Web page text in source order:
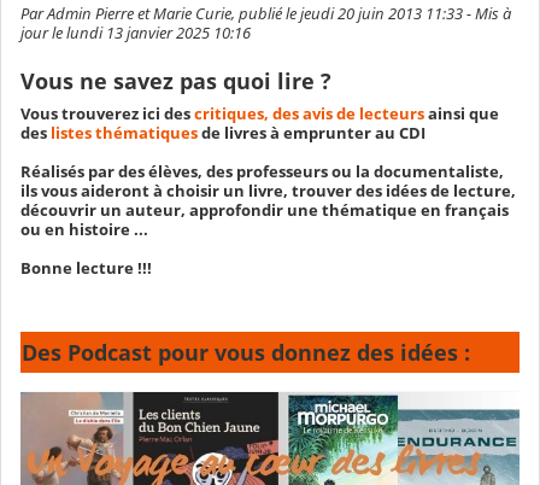
Par Admin Pierre et Marie Curie, publié le jeudi 20 juin 2013 11:33 - Mis à
jour le lundi 13 janvier 2025 10:16
Vous ne savez pas quoi lire ?
Vous trouverez ici descritiques, desavis de lecteursainsi que
des listes thématiquesde livres à emprunter au CDI
Réalisés par des élèves, des professeurs ou la documentaliste,
ils vous aideront à choisir un livre, trouver des idées de lecture,
découvrir un auteur, approfondir une thématique en français
ou en histoire ...
Bonne lecture !!!
Des Podcast pour vous donnez des idées :